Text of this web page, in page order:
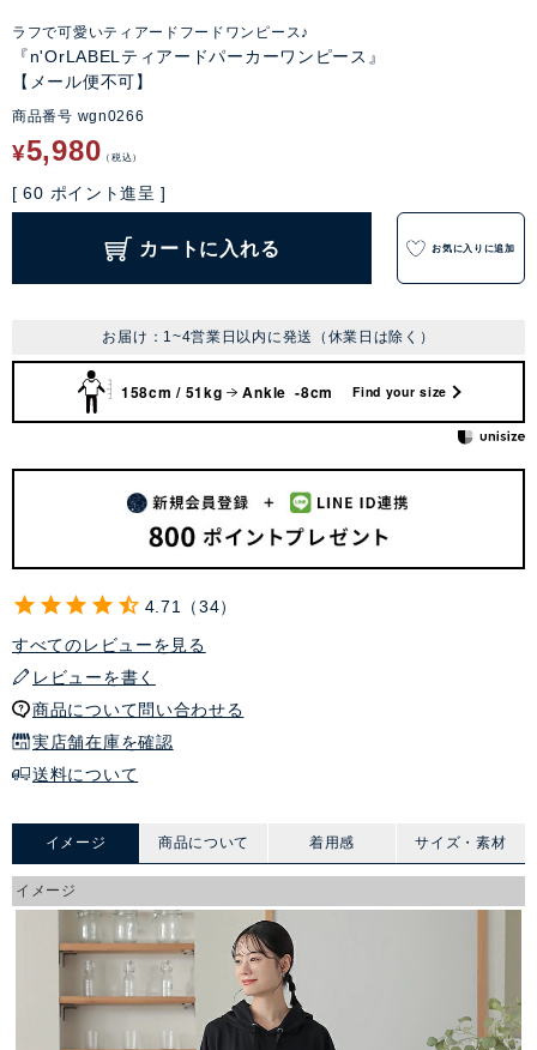
ラフで可愛いティアードフードワンピース♪
『n'OrLABELティアードパーカーワンピース』
【メール便不可】
商品番号 wgn0266
¥5,980 税込
[ 60 ポイント進呈 ]
カートに入れる お気に入りに追加
お届け：1~4営業日以内に発送（休業日は除く）
158cm / 51kg Ankle -8cm Find your size
4.71
34
すべてのレビューを見る
レビューを書く
商品について問い合わせる
実店舗在庫を確認
送料について
イメージ 商品について 着用感 サイズ・素材
イメージ